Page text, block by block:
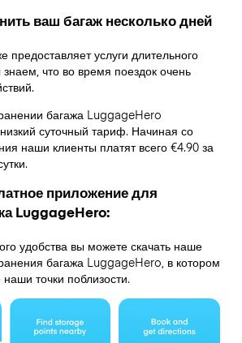
ваш багаж несколько дней
предоставляет услуги длительного
что во время поездок очень
багажа LuggageHero
суточный тариф. Начиная со
наши клиенты платят всего €4.90 за
приложение для
LuggageHero:
удобства вы можете скачать наше
багажа LuggageHero, в котором
точки поблизости.